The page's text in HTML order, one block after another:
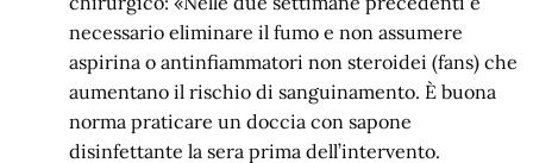
necessario eliminare il fumo e non assumere
aspirina o antinfiammatori non steroidei (fans) che
aumentano il rischio di sanguinamento. È buona
norma praticare un doccia con sapone
disinfettante la sera prima dell’intervento.